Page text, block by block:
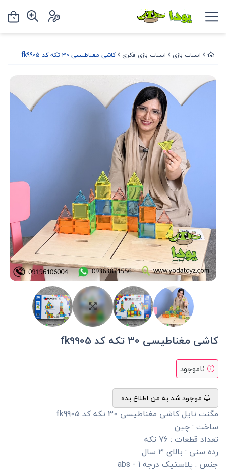
اسباب بازی اسباب بازی فکری کاشی مغناطیسی 30 تکه کد fk9905
کاشی مغناطیسی 30 تکه کد fk9905
ناموجود
موجود شد به من اطلاع بده
مگنت تایل کاشی مغناطیسی 30 تکه کد fk9905
ساخت : چین
تعداد قطعات : 76 تکه
رده سنی : بالای 3 سال
جنس : پلاستیک درجه 1 - abs
0